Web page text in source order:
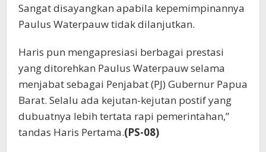
Sangat disayangkan apabila kepemimpinannya
Paulus Waterpauw tidak dilanjutkan.
Haris pun mengapresiasi berbagai prestasi
yang ditorehkan Paulus Waterpauw selama
menjabat sebagai Penjabat (PJ) Gubernur Papua
Barat. Selalu ada kejutan-kejutan postif yang
dubuatnya lebih tertata rapi pemerintahan,”
tandas Haris Pertama.(PS-08)